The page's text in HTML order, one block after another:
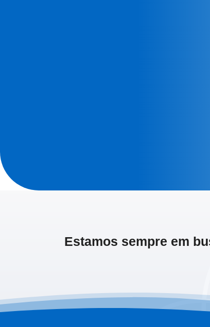
Estamos sempre em